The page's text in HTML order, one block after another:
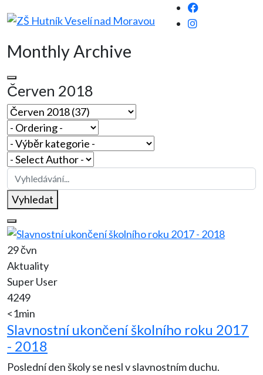
Monthly Archive
Červen 2018
Vyhledat
29 čvn
Aktuality
Super User
4249
<1min
Slavnostní ukončení školního roku 2017
- 2018
Poslední den školy se nesl v slavnostním duchu.